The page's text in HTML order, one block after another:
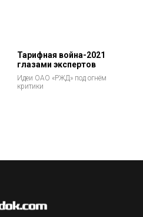
Тарифная война-2021
глазами экспертов
Идеи ОАО «РЖД» под огнём
критики